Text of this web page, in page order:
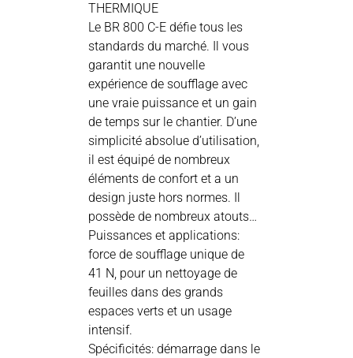
THERMIQUE
Le BR 800 C-E défie tous les
standards du marché. Il vous
garantit une nouvelle
expérience de soufflage avec
une vraie puissance et un gain
de temps sur le chantier. D’une
simplicité absolue d’utilisation,
il est équipé de nombreux
éléments de confort et a un
design juste hors normes. Il
possède de nombreux atouts…
Puissances et applications:
force de soufflage unique de
41 N, pour un nettoyage de
feuilles dans des grands
espaces verts et un usage
intensif.
Spécificités: démarrage dans le